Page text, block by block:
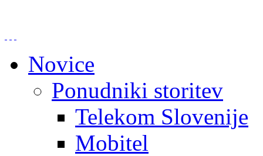
Novice
Ponudniki storitev
Telekom Slovenije
Mobitel